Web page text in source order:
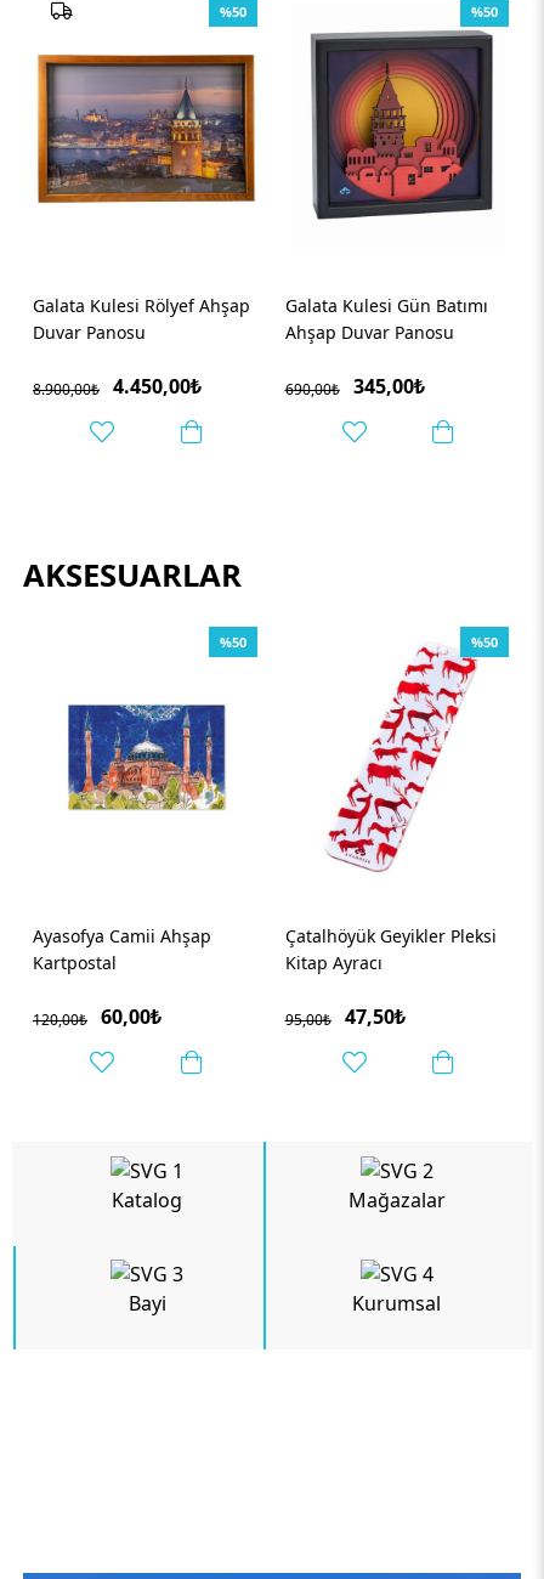
Galata Kulesi Gün Batımı
Ahşap Duvar Panosu
345,00₺
690,00₺
%50
Hezârfen ve Galata Kulesi
Seramik Dekoratif Askılık
170,00₺
340,00₺
%50
AKSESUARLAR
Çatalhöyük Geyikler Pleksi
Kitap Ayracı
47,50₺
95,00₺
%50
Hezârfen ve Galata Kulesi
Ham Bez Çanta
122,50₺
245,00₺
%50
Katalog Mağazalar
Bayi Kurumsal